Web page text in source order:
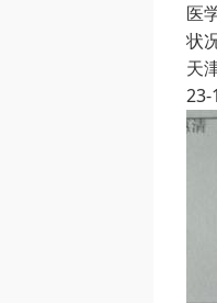
医
状
天
23-